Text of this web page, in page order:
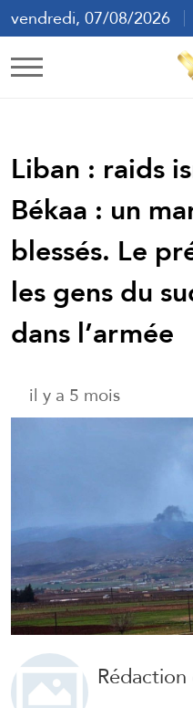
vendredi, 07/08/2026
Liban : raids
Békaa : un
blessés. Le
les gens du
dans l’armée
il y a 5 mois